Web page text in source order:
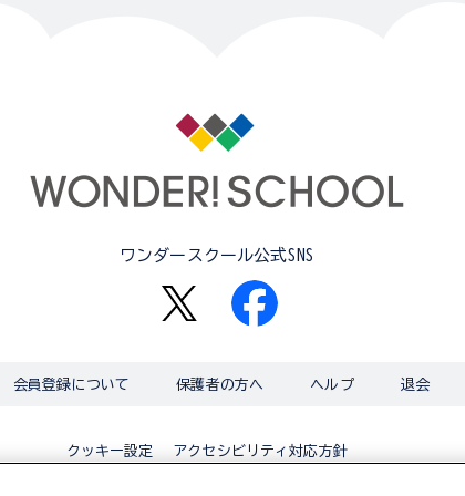
ワンダースクール公式SNS
会員登録について 保護者の方へ ヘルプ 退会
クッキー設定 アクセシビリティ対応方針